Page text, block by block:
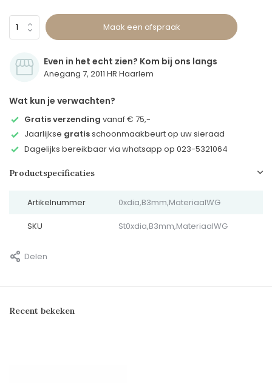
Maak een afspraak
Even in het echt zien? Kom bij ons langs
Anegang 7, 2011 HR Haarlem
Wat kun je verwachten?
Gratis verzending vanaf € 75,-
Jaarlijkse gratisschoonmaakbeurt op uw sieraad
Dagelijks bereikbaar via whatsapp op 023-5321064
Productspecificaties
Artikelnummer 0xdia,B3mm,MateriaalWG
SKU St0xdia,B3mm,MateriaalWG
Delen
Recent bekeken